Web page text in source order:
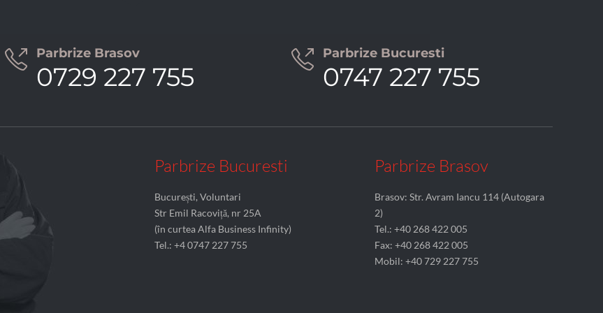
 Parbrize Brasov
0729 227 755
 Parbrize Bucuresti
0747 227 755
Parbrize Bucuresti
București, Voluntari
Str Emil Racoviță, nr 25A
(în curtea Alfa Business Infinity)
Tel.: +4 0747 227 755
Parbrize Brasov
Brasov: Str. Avram Iancu 114 (Autogara
2)
Tel.: +40 268 422 005
Fax: +40 268 422 005
Mobil: +40 729 227 755